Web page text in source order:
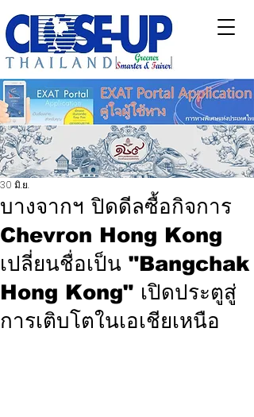
บางจากฯ ปิดดีลซื้อกิจการ
Chevron Hong Kong
เปลี่ยนชื่อเป็น "Bangchak
Hong Kong" เปิดประตูสู่
การเติบโตในเอเชียเหนือ
30 มิ.ย.